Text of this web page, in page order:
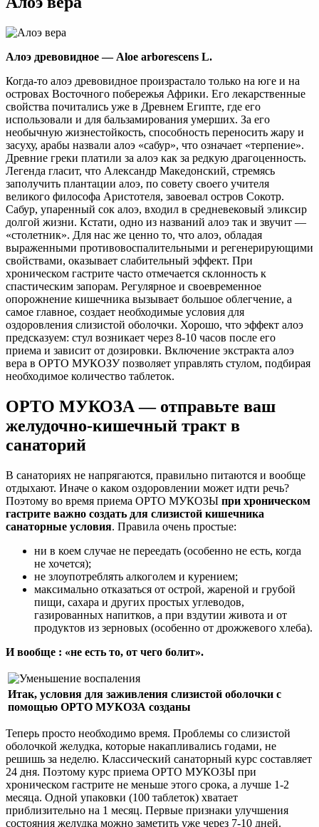
Алоэ древовидное — Aloe arborescens L.
Когда-то алоэ древовидное произрастало только на юге и на
островах Восточного побережья Африки. Его лекарственные
свойства почитались уже в Древнем Египте, где его
использовали и для бальзамирования умерших. За его
необычную жизнестойкость, способность переносить жару и
засуху, арабы назвали алоэ «сабур», что означает «терпение».
Древние греки платили за алоэ как за редкую драгоценность.
Легенда гласит, что Александр Македонский, стремясь
заполучить плантации алоэ, по совету своего учителя
великого философа Аристотеля, завоевал остров Сокотр.
Сабур, упаренный сок алоэ, входил в средневековый эликсир
долгой жизни. Кстати, одно из названий алоэ так и звучит —
«столетник». Для нас же ценно то, что алоэ, обладая
выраженными противовоспалительными и регенерирующими
свойствами, оказывает слабительный эффект. При
хроническом гастрите часто отмечается склонность к
спастическим запорам. Регулярное и своевременное
опорожнение кишечника вызывает большое облегчение, а
самое главное, создает необходимые условия для
оздоровления слизистой оболочки. Хорошо, что эффект алоэ
предсказуем: стул возникает через 8-10 часов после его
приема и зависит от дозировки. Включение экстракта алоэ
вера в ОРТО МУКОЗУ позволяет управлять стулом, подбирая
необходимое количество таблеток.
ОРТО МУКОЗА — отправьте ваш
желудочно-кишечный тракт в
санаторий
В санаториях не напрягаются, правильно питаются и вообще
отдыхают. Иначе о каком оздоровлении может идти речь?
Поэтому во время приема ОРТО МУКОЗЫ при хроническом
гастрите важно создать для слизистой кишечника
санаторные условия. Правила очень простые:
ни в коем случае не переедать (особенно не есть, когда
не хочется);
не злоупотреблять алкоголем и курением;
максимально отказаться от острой, жареной и грубой
пищи, сахара и других простых углеводов,
газированных напитков, а при вздутии живота и от
продуктов из зерновых (особенно от дрожжевого хлеба).
И вообще : «не есть то, от чего болит».
Итак, условия для заживления слизистой оболочки с
помощью ОРТО МУКОЗА созданы
Теперь просто необходимо время. Проблемы со слизистой
оболочкой желудка, которые накапливались годами, не
решишь за неделю. Классический санаторный курс составляет
24 дня. Поэтому курс приема ОРТО МУКОЗЫ при
хроническом гастрите не меньше этого срока, а лучше 1-2
месяца. Одной упаковки (100 таблеток) хватает
приблизительно на 1 месяц. Первые признаки улучшения
состояния желудка можно заметить уже через 7-10 дней.